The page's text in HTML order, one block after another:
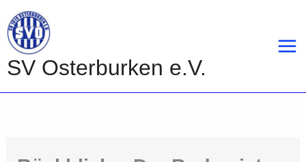
Inhalt
springen
SV Osterburken e.V.